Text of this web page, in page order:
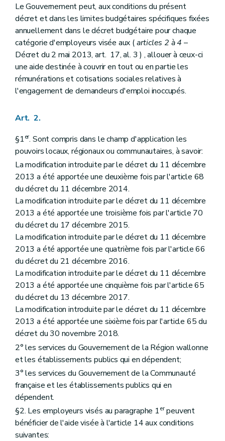
Art.21 bis
Art. 22
Art. 23
Art. 24
Chapitre III Commission interministérielle
Art. 25
Art. 26
Art. 27
Chapitre IV Obligations des employeurs
Art. 28
Art. 31
Art. 32
Chapitre VI Contrôle et sanctions
Art. 34
Chapitre VII Dispositions abrogatoires
Art. 35
Art. 36
Art. 37
Art. 38
Art. 39
Art. 40
Chapitre VIII
Dispositions transitoires
Art. 41
Art. 42
Art. 43
Art. 44
Art. 45
Art. 46
Art. 47
Art. 48
Art. 49
Art. 50
Art.50bis
Art. 51
Art.50 bis
Art. 52
Le Gouvernement peut, aux conditions du présent
décret et dans les limites budgétaires spécifiques fixées
annuellement dans le décret budgétaire pour chaque
catégorie d'employeurs visée aux (articles 2 à 4 –
Décret du 2 mai 2013, art. 17, al. 3 ) , allouer à ceux-ci
une aide destinée à couvrir en tout ou en partie les
rémunérations et cotisations sociales relatives à
l'engagement de demandeurs d'emploi inoccupés.
Art. 2.
§1er. Sont compris dans le champ d'application les
pouvoirs locaux, régionaux ou communautaires, à savoir:
La modification introduite par le décret du 11 décembre
2013 a été apportée une deuxième fois par l'article 68
du décret du 11 décembre 2014.
La modification introduite par le décret du 11 décembre
2013 a été apportée une troisième fois par l'article 70
du décret du 17 décembre 2015.
La modification introduite par le décret du 11 décembre
2013 a été apportée une quatrième fois par l'article 66
du décret du 21 décembre 2016.
La modification introduite par le décret du 11 décembre
2013 a été apportée une cinquième fois par l'article 65
du décret du 13 décembre 2017.
La modification introduite par le décret du 11 décembre
2013 a été apportée une sixième fois par l'article 65 du
décret du 30 novembre 2018.
2° les services du Gouvernement de la Région wallonne
et les établissements publics qui en dépendent;
3° les services du Gouvernement de la Communauté
française et les établissements publics qui en
dépendent.
§2. Les employeurs visés au paragraphe 1erpeuvent
bénéficier de l'aide visée à l'article 14 aux conditions
suivantes: